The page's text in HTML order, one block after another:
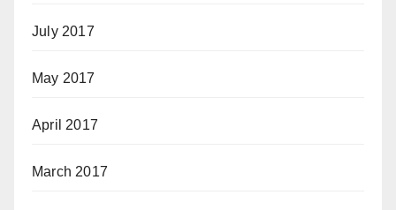
July 2017
May 2017
April 2017
March 2017